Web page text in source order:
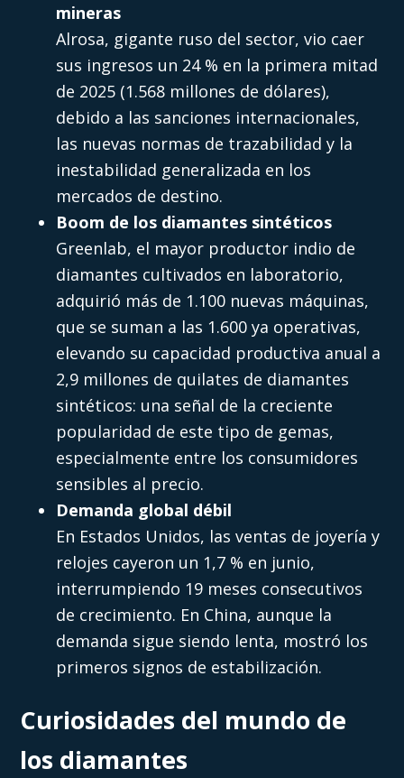
mineras
Alrosa, gigante ruso del sector, vio caer
sus ingresos un 24 % en la primera mitad
de 2025 (1.568 millones de dólares),
debido a las sanciones internacionales,
las nuevas normas de trazabilidad y la
inestabilidad generalizada en los
mercados de destino.
Boom de los diamantes sintéticos
Greenlab, el mayor productor indio de
diamantes cultivados en laboratorio,
adquirió más de 1.100 nuevas máquinas,
que se suman a las 1.600 ya operativas,
elevando su capacidad productiva anual a
2,9 millones de quilates de diamantes
sintéticos: una señal de la creciente
popularidad de este tipo de gemas,
especialmente entre los consumidores
sensibles al precio.
Demanda global débil
En Estados Unidos, las ventas de joyería y
relojes cayeron un 1,7 % en junio,
interrumpiendo 19 meses consecutivos
de crecimiento. En China, aunque la
demanda sigue siendo lenta, mostró los
primeros signos de estabilización.
Curiosidades del mundo de
los diamantes